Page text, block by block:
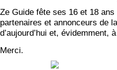
Ze Guide fête ses 16 et 18
partenaires et annonceurs de
d’aujourd’hui et, évidemment,
Merci.